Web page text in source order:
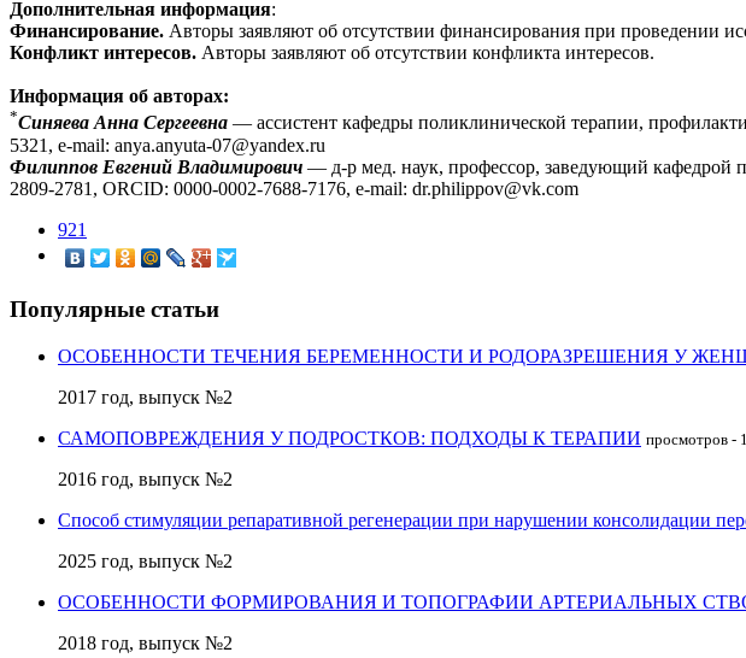
Дополнительная информация:
Финансирование. Авторы заявляют об отсутствии финансирования при проведении
Конфликт интересов. Авторы заявляют об отсутствии конфликта интересов.
Информация об авторах:
*Синяева Анна Сергеевна — ассистент кафедры поликлинической терапии,
5321, e-mail: anya.anyuta-07@yandex.ru
Филиппов Евгений Владимирович — д-р мед. наук, профессор, заведующий кафедрой
2809-2781, ORCID: 0000-0002-7688-7176, e-mail: dr.philippov@vk.com
921
Популярные статьи
ОСОБЕННОСТИ ТЕЧЕНИЯ БЕРЕМЕННОСТИ И РОДОРАЗРЕШЕНИЯ У
2017 год, выпуск №2
САМОПОВРЕЖДЕНИЯ У ПОДРОСТКОВ: ПОДХОДЫ К ТЕРАПИИ просмотров -
2016 год, выпуск №2
Способ стимуляции репаративной регенерации при нарушении консолидации
2025 год, выпуск №2
ОСОБЕННОСТИ ФОРМИРОВАНИЯ И ТОПОГРАФИИ АРТЕРИАЛЬНЫХ
2018 год, выпуск №2